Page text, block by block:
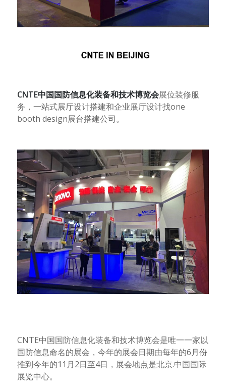
CNTE中国国防信息化装备和技术博览会展位装修服
务，一站式展厅设计搭建和企业展厅设计找one
booth design展台搭建公司。
CNTE中国国防信息化装备和技术博览会是唯一一家以
国防信息命名的展会，今年的展会日期由每年的6月份
推到今年的11 月2日至4日，展会地点是北京.中国国际
展览中心。